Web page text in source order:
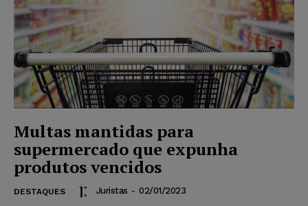
Multas mantidas para
supermercado que expunha
produtos vencidos
DESTAQUES Juristas - 02/01/2023